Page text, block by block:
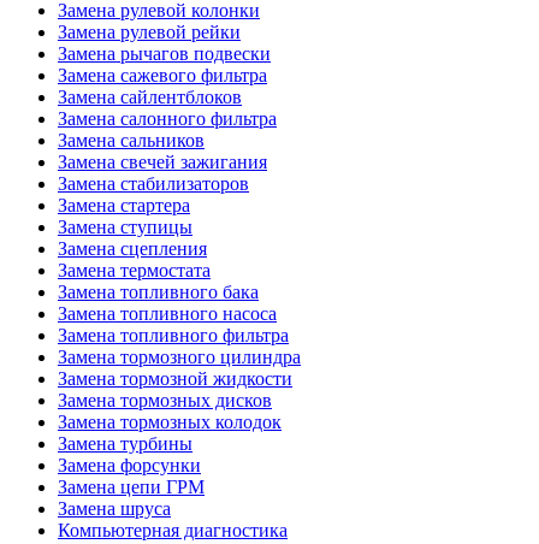
Замена рулевой колонки
Замена рулевой рейки
Замена рычагов подвески
Замена сажевого фильтра
Замена сайлентблоков
Замена салонного фильтра
Замена сальников
Замена свечей зажигания
Замена стабилизаторов
Замена стартера
Замена ступицы
Замена сцепления
Замена термостата
Замена топливного бака
Замена топливного насоса
Замена топливного фильтра
Замена тормозного цилиндра
Замена тормозной жидкости
Замена тормозных дисков
Замена тормозных колодок
Замена турбины
Замена форсунки
Замена цепи ГРМ
Замена шруса
Компьютерная диагностика